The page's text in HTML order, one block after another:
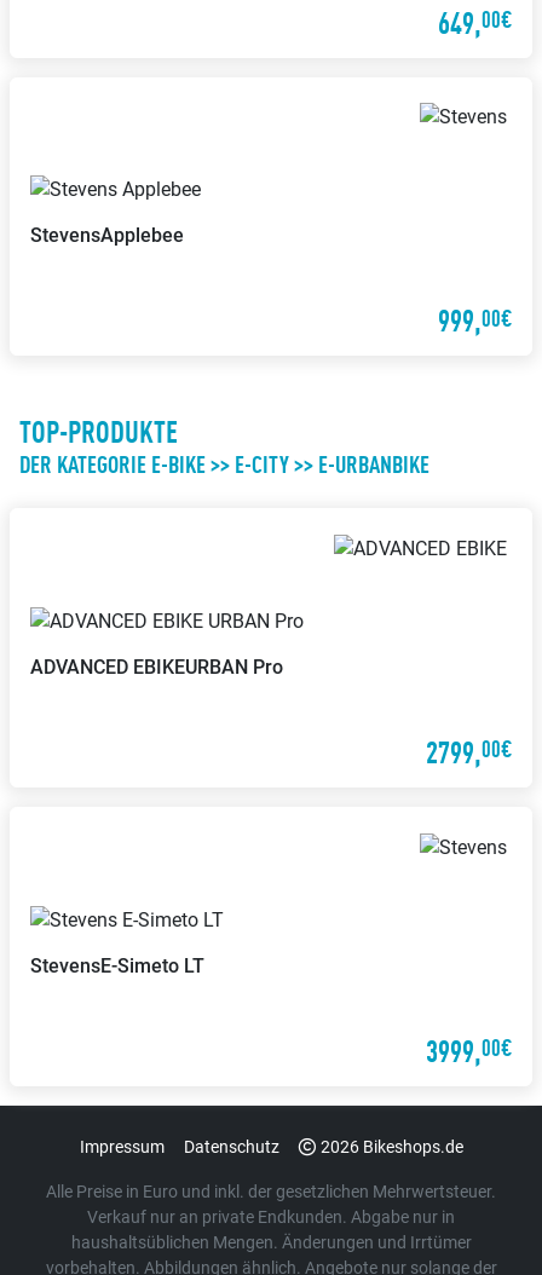
649,00€
StevensApplebee
999,00€
TOP-PRODUKTE
DER KATEGORIE E-BIKE >> E-CITY >> E-URBANBIKE
ADVANCED EBIKEURBAN Pro
2799,00€
StevensE-Simeto LT
3999,00€
Impressum Datenschutz 2026 Bikeshops.de
Alle Preise in Euro und inkl. der gesetzlichen Mehrwertsteuer.
Verkauf nur an private Endkunden. Abgabe nur in
haushaltsüblichen Mengen. Änderungen und Irrtümer
vorbehalten. Abbildungen ähnlich. Angebote nur solange der